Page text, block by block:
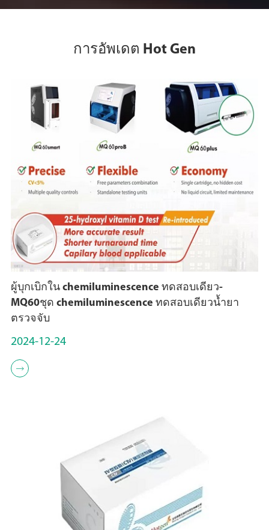
การอัพเดต Hot Gen
ผู้บุกเบิกใน chemiluminescence ทดสอบเดียว-
MQ60ชุด chemiluminescence ทดสอบเดียวน้ำยา
ตรวจจับ
2024-12-24
